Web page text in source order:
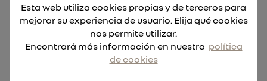
Esta web utiliza cookies propias y de terceros para
mejorar su experiencia de usuario. Elija qué cookies
nos permite utilizar.
Encontrará más información en nuestra política
de cookies